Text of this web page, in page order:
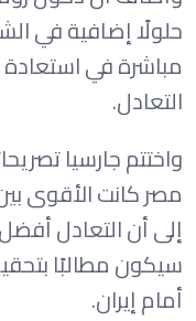
حلولًا إضافية في
مباشرة في
التعادل.
واختتم جارسيا
مصر كانت الأقوى
إلى أن التعادل
سيكون مطالبًا
أمام إيران.